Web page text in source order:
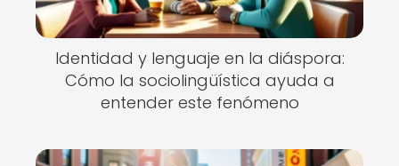
Identidad y lenguaje en la diáspora:
Cómo la sociolingüística ayuda a
entender este fenómeno